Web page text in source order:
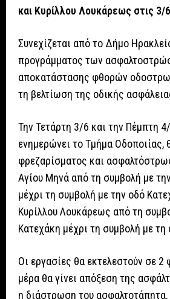
και Κυρίλλου Λουκάρεως στις 3/
Συνεχίζεται από το Δήμο
προγράμματος των
αποκατάστασης φθορών
τη βελτίωση της οδικής
Την Τετάρτη 3/6 και την Πέμπτη
ενημερώνει το Τμήμα Οδοποιίας,
φρεζαρίσματος και
Αγίου Μηνά από τη συμβολή με
μέχρι τη συμβολή με την οδό
Κυρίλλου Λουκάρεως από τη
Κατεχάκη μέχρι τη συμβολή με τη
Οι εργασίες θα εκτελεστούν σε
μέρα θα γίνει απόξεση της
η διάστρωση του ασφαλτοτάπητα.